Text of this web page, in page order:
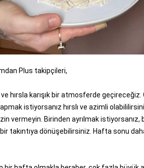
Plus takipçileri,
hırsla karışık bir atmosferde
istiyorsanız hırslı ve azimli
vermeyin. Birinden ayrılmak istiyorsanız,
takıntıya dönüşebilirsiniz. Hafta sonu